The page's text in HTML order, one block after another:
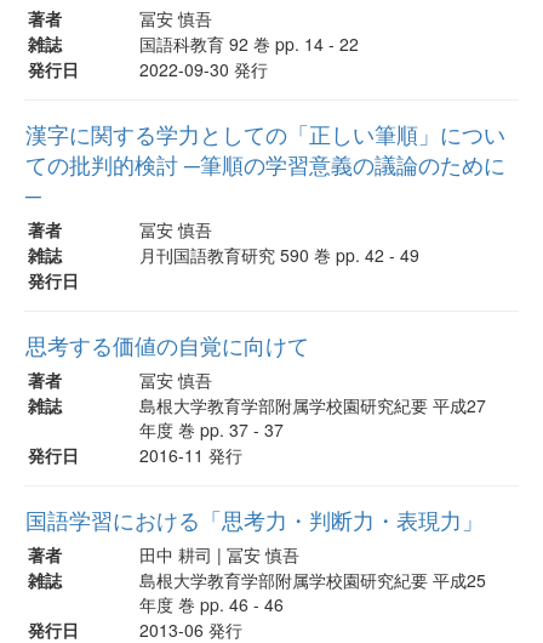
著者
冨安 慎吾
雑誌
国語科教育 92 巻 pp. 14 - 22
発行日
2022-09-30 発行
漢字に関する学力としての「正しい筆順」につい
ての批判的検討 ─筆順の学習意義の議論のために
─
著者
冨安 慎吾
雑誌
月刊国語教育研究 590 巻 pp. 42 - 49
発行日
思考する価値の自覚に向けて
著者
冨安 慎吾
雑誌
島根大学教育学部附属学校園研究紀要 平成27
年度 巻 pp. 37 - 37
発行日
2016-11 発行
国語学習における「思考力・判断力・表現力」
著者
田中 耕司 | 冨安 慎吾
雑誌
島根大学教育学部附属学校園研究紀要 平成25
年度 巻 pp. 46 - 46
発行日
2013-06 発行